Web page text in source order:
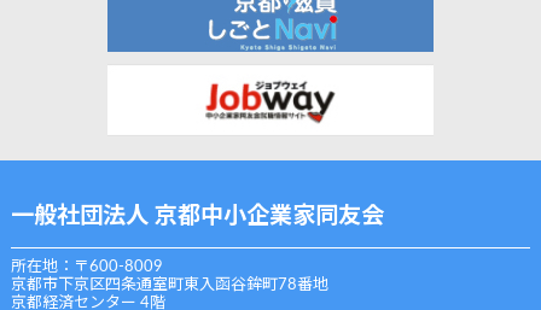
一般社団法人 京都中小企業家同友会
所在地：〒600-8009
京都市下京区四条通室町東入函谷鉾町78番地
京都経済センター 4階